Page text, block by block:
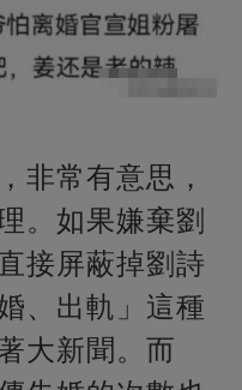
非常有意思，
。如果嫌棄劉
接屏蔽掉劉詩
、出軌」這種
大新聞。而